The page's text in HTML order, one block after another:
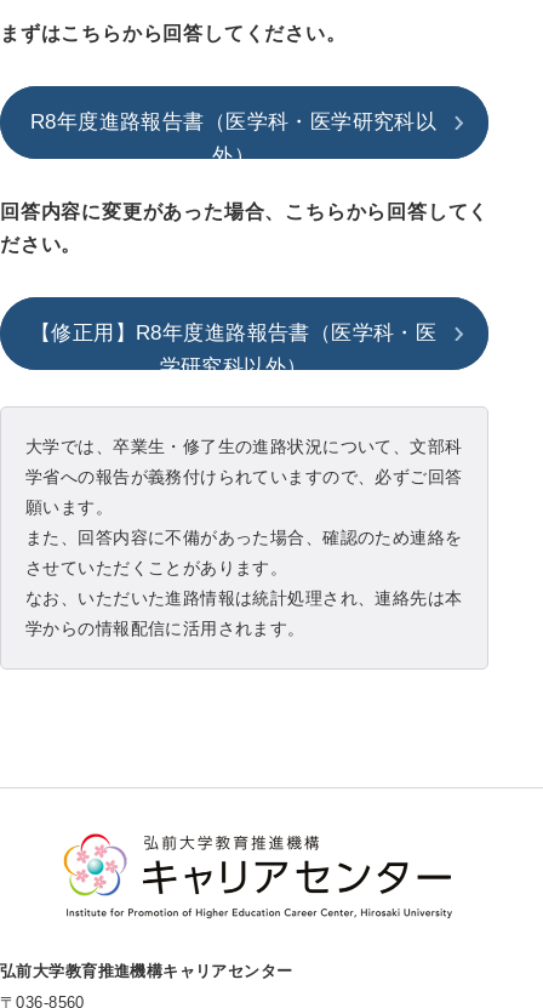
まずはこちらから回答してください。
R8年度進路報告書（医学科・医学研究科以
外）
回答内容に変更があった場合、こちらから回答してく
ださい。
【修正用】R8年度進路報告書（医学科・医
学研究科以外）
大学では、卒業生・修了生の進路状況について、文部科
学省への報告が義務付けられていますので、必ずご回答
願います。
また、回答内容に不備があった場合、確認のため連絡を
させていただくことがあります。
なお、いただいた進路情報は統計処理され、連絡先は本
学からの情報配信に活用されます。
弘前大学教育推進機構キャリアセンター
〒036-8560